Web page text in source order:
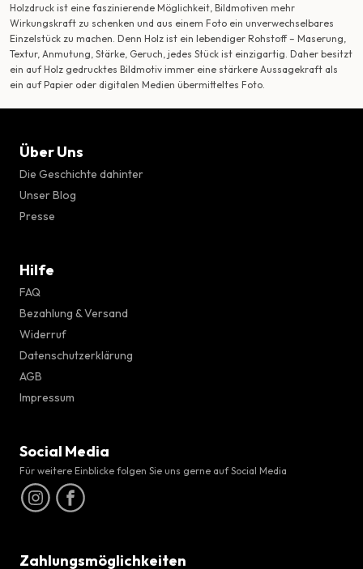
Holzdruck ist eine faszinierende Möglichkeit, Bildmotiven mehr
Wirkungskraft zu schenken und aus einem Foto ein unverwechselbares
Einzelstück zu machen. Denn Holz ist ein lebendiger Rohstoff – Maserung,
Textur, Anmutung, Stärke, Geruch, jedes Stück ist einzigartig. Daher besitzt
ein auf Holz gedrucktes Bildmotiv immer eine stärkere Aussagekraft als
ein auf Papier oder digitalen Medien übermitteltes Foto.
Über Uns
Die Geschichte dahinter
Unser Blog
Presse
Hilfe
FAQ
Bezahlung & Versand
Widerruf
Datenschutzerklärung
AGB
Impressum
Social Media
Für weitere Einblicke folgen Sie uns gerne auf Social Media
Zahlungsmöglichkeiten